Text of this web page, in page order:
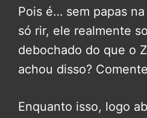
Pois é… sem papas
só rir, ele realmente
debochado do que o
achou disso?
Enquanto isso, logo